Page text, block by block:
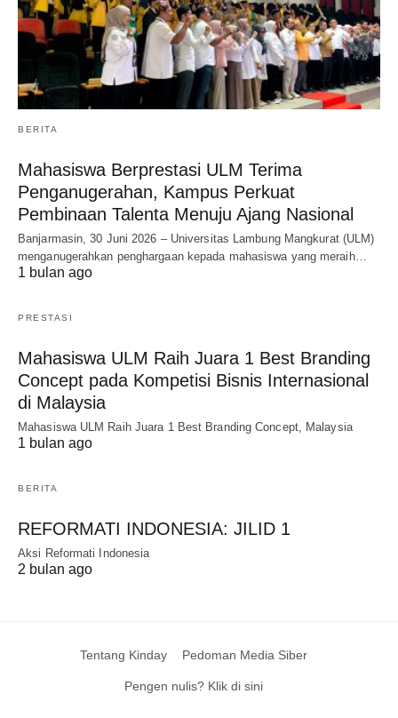
BERITA
Mahasiswa Berprestasi ULM Terima
Penganugerahan, Kampus Perkuat
Pembinaan Talenta Menuju Ajang Nasional
Banjarmasin, 30 Juni 2026 – Universitas Lambung Mangkurat (ULM)
menganugerahkan penghargaan kepada mahasiswa yang meraih…
1 bulan ago
PRESTASI
Mahasiswa ULM Raih Juara 1 Best Branding
Concept pada Kompetisi Bisnis Internasional
di Malaysia
Mahasiswa ULM Raih Juara 1 Best Branding Concept, Malaysia
1 bulan ago
BERITA
REFORMATI INDONESIA: JILID 1
Aksi Reformati Indonesia
2 bulan ago
Tentang Kinday Pedoman Media Siber
Pengen nulis? Klik di sini